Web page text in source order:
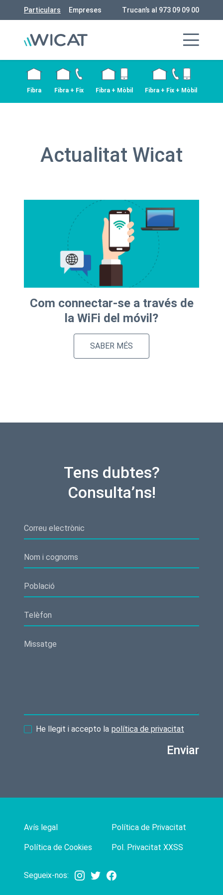
Particulars Empreses Trucan’s al 973 09 09 00
Fibra Fibra + Fix Fibra + Mòbil Fibra + Fix + Mòbil
Actualitat Wicat
Com connectar-se a través de
la WiFi del móvil?
SABER MÉS
Tens dubtes?
Consulta’ns!
He llegit i accepto la política de privacitat
Enviar
Avís legal
Política de Cookies
Política de Privacitat
Pol. Privacitat XXSS
Segueix-nos: